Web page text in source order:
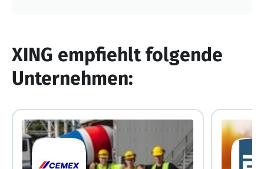
XING empfiehlt folgende
Unternehmen: